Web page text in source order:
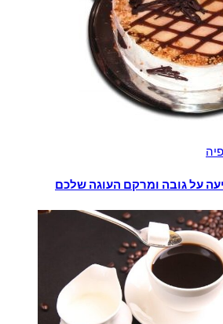
על גובה ומרקם העוגה שלכם